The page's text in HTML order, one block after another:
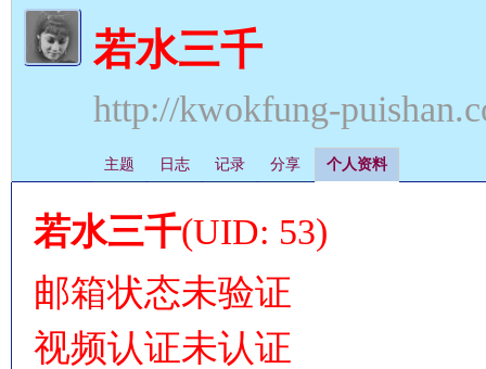
› ›
若水三千
http://kwokfung-
主题 日志 记录 分享 个人资料
若水三千(UID: 53)
邮箱状态未验证
视频认证未认证